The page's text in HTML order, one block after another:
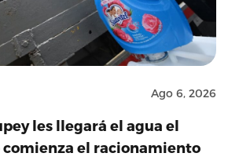
Ago 6, 2026
les llegará el agua el
comienza el racionamiento